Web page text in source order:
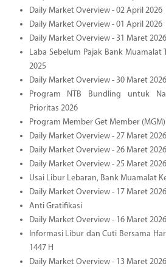
Daily Market Overview - 02 April 2026
Daily Market Overview - 01 April 2026
Daily Market Overview - 31 Maret 2026
Laba Sebelum Pajak Bank Muamalat
2025
Daily Market Overview - 30 Maret 2026
Program NTB Bundling untuk
Prioritas 2026
Program Member Get Member
Daily Market Overview - 27 Maret 2026
Daily Market Overview - 26 Maret 2026
Daily Market Overview - 25 Maret 2026
Usai Libur Lebaran, Bank Muamalat
Daily Market Overview - 17 Maret 2026
Anti Gratifikasi
Daily Market Overview - 16 Maret 2026
Informasi Libur dan Cuti Bersama
1447 H
Daily Market Overview - 13 Maret 2026